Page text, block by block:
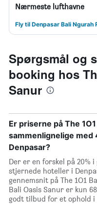
Nærmeste lufthavne
Fly til Denpasar Bali Ngurah
Spørgsmål og
booking hos
Sanur
Er priserne på The
sammenlignelige
Denpasar?
Der er en forskel på 20%
stjernede hoteller i
gennemsnit på The 1O1
Bali Oasis Sanur er kun
godt tilbud for et ophold i